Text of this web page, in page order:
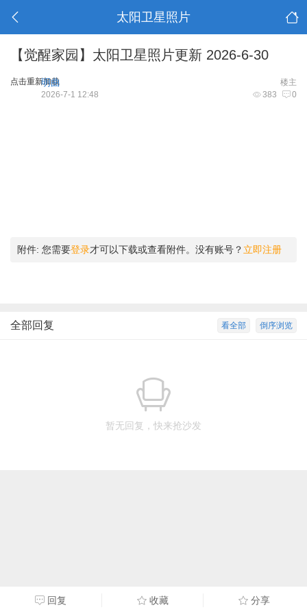
太阳卫星照片
【觉醒家园】太阳卫星照片更新 2026-6-30
点击重新加载 楼主
明曲
383 0
2026-7-1 12:48
附件: 您需要登录才可以下载或查看附件。没有账号？ 立即注册
倒序浏览
看全部
全部回复
暂无回复，快来抢沙发
回复 收藏 分享